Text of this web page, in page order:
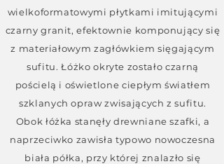
wielkoformatowymi płytkami imitującymi
czarny granit, efektownie komponujący się
z materiałowym zagłówkiem sięgającym
sufitu. Łóżko okryte zostało czarną
pościelą i oświetlone ciepłym światłem
szklanych opraw zwisających z sufitu.
Obok łóżka stanęły drewniane szafki, a
naprzeciwko zawisła typowo nowoczesna
biała półka, przy której znalazło się